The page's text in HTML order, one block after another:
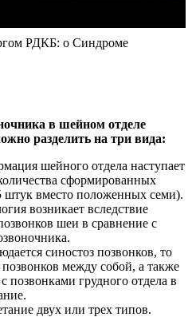
РДКБ: о Синдроме
в шейном отделе
разделить на три вида:
шейного отдела наступает
сформированных
вместо положенных семи).
возникает вследствие
шеи в сравнение с
синостоз позвонков, то
между собой, а также
позвонками грудного отдела в
двух или трех типов.